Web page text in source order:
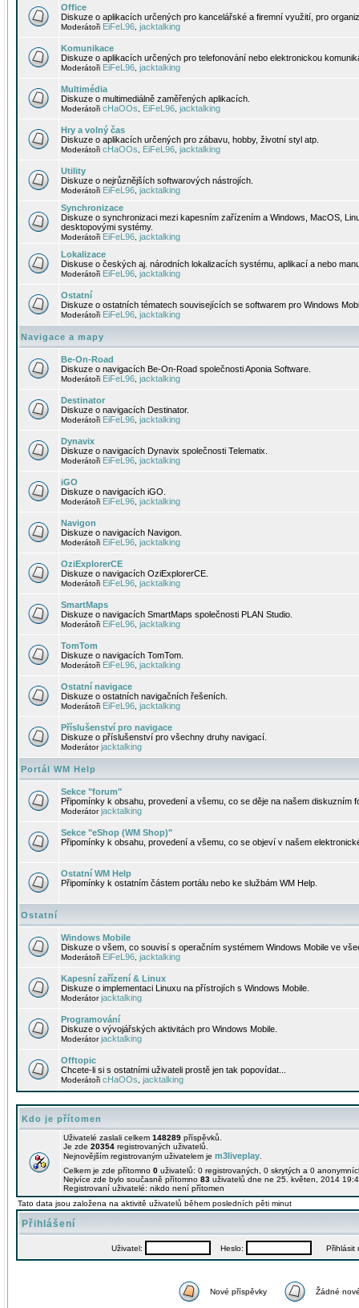
Office
Diskuze o aplikacích určených pro kancelářské a firemní využití, pro
Moderátoři EiFeL96 jacktalking
Komunikace
Diskuze o aplikacích určených pro telefonování nebo elektronickou
Moderátoři EiFeL96 jacktalking
Multimédia
Diskuze o multimediálně zaměřených aplikacích.
Moderátoři cHaOOs EiFeL96 jacktalking
Hry a volný čas
Diskuze o aplikacích určených pro zábavu, hobby, životní styl atp.
Moderátoři cHaOOs EiFeL96 jacktalking
Utility
Diskuze o nejrůznějších softwarových nástrojích.
Moderátoři EiFeL96 jacktalking
Synchronizace
Diskuze o synchronizaci mezi kapesním zařízením a Windows, MacOS,
desktopovými systémy.
Moderátoři EiFeL96 jacktalking
Lokalizace
Diskuse o českých aj. národních lokalizacích systému, aplikací a nebo
Moderátoři EiFeL96 jacktalking
Ostatní
Diskuze o ostatních tématech souvisejících se softwarem pro Windows
Moderátoři EiFeL96 jacktalking
Navigace a mapy
Be-On-Road
Diskuze o navigacích Be-On-Road společnosti Aponia Software.
Moderátoři EiFeL96 jacktalking
Destinator
Diskuze o navigacích Destinator.
Moderátoři EiFeL96 jacktalking
Dynavix
Diskuze o navigacích Dynavix společnosti Telematix.
Moderátoři EiFeL96 jacktalking
iGO
Diskuze o navigacích iGO.
Moderátoři EiFeL96 jacktalking
Navigon
Diskuze o navigacích Navigon.
Moderátoři EiFeL96 jacktalking
OziExplorerCE
Diskuze o navigacích OziExplorerCE.
Moderátoři EiFeL96 jacktalking
SmartMaps
Diskuze o navigacích SmartMaps společnosti PLAN Studio.
Moderátoři EiFeL96 jacktalking
TomTom
Diskuze o navigacích TomTom.
Moderátoři EiFeL96 jacktalking
Ostatní navigace
Diskuze o ostatních navigačních řešeních.
Moderátoři EiFeL96 jacktalking
Příslušenství pro navigace
Diskuze o příslušenství pro všechny druhy navigací.
Moderátorjacktalking
Portál WM Help
Sekce "forum"
Připomínky k obsahu, provedení a všemu, co se děje na našem diskuzním
Moderátorjacktalking
Sekce "eShop (WM Shop)"
Připomínky k obsahu, provedení a všemu, co se objeví v našem
Ostatní WM Help
Připomínky k ostatním částem portálu nebo ke službám WM Help.
Ostatní
Windows Mobile
Diskuze o všem, co souvisí s operačním systémem Windows Mobile ve
Moderátoři EiFeL96 jacktalking
Kapesní zařízení & Linux
Diskuze o implementaci Linuxu na přístrojích s Windows Mobile.
Moderátorjacktalking
Programování
Diskuze o vývojářských aktivitách pro Windows Mobile.
Moderátorjacktalking
Offtopic
Chcete-li si s ostatními uživateli prostě jen tak popovídat...
Moderátoři cHaOOs jacktalking
Kdo je přítomen
Uživatelé zaslali celkem 148289 příspěvků.
Je zde 20354 registrovaných uživatelů.
Nejnovějším registrovaným uživatelem je m3liveplay
Celkem je zde přítomno 0 uživatelů: 0 registrovaných, 0 skrytých a 0
Nejvíce zde bylo současně přítomno 83 uživatelů dne ne 25. květen, 2014
Registrovaní uživatelé: nikdo není přítomen
Tato data jsou založena na aktivitě uživatelů během posledních pěti minut
Přihlášení
Uživatel: Heslo: Přihlásit
Nové příspěvky Žádné